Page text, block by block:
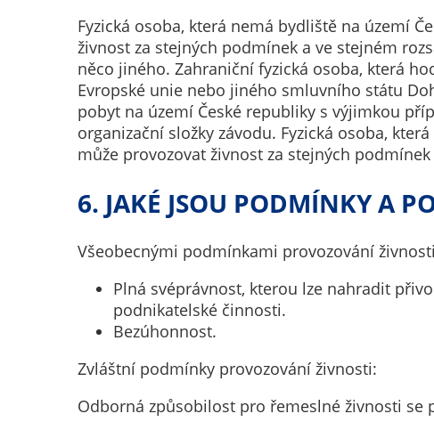
Fyzická osoba, která nemá bydliště na území
živnost za stejných podmínek a ve stejném
něco jiného. Zahraniční fyzická osoba, která
Evropské unie nebo jiného smluvního státu
pobyt na území České republiky s výjimkou
organizační složky závodu. Fyzická osoba,
může provozovat živnost za stejných
6. JAKÉ JSOU PODMÍNKY A
Všeobecnými podmínkami provozování
Plná svéprávnost, kterou lze nahradit
podnikatelské činnosti.
Bezúhonnost.
Zvláštní podmínky provozování živnosti:
Odborná způsobilost pro řemeslné živnosti se